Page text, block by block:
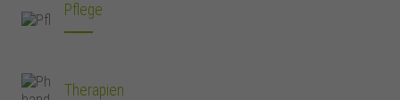
Pflege
Therapien